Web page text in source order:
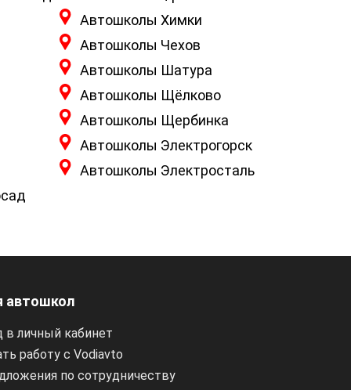
Автошколы Химки
Автошколы Чехов
Автошколы Шатура
Автошколы Щёлково
Автошколы Щербинка
Автошколы Электрогорск
Автошколы Электросталь
автошкол
в личный кабинет
работу с Vodiavto
по сотрудничеству